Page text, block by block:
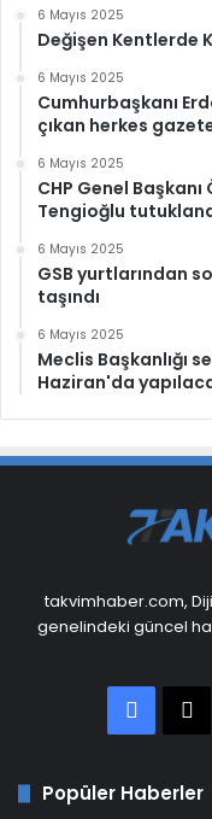
6 Mayıs 2025
Değişen Kentlerde
6 Mayıs 2025
Cumhurbaşkanı
çıkan herkes
6 Mayıs 2025
CHP Genel
Tengioğlu
6 Mayıs 2025
GSB yurtlarından
taşındı
6 Mayıs 2025
Meclis Başkanlığı
Haziran'da
takvimhaber.com,
genelindeki güncel
X
Popüler Haberler